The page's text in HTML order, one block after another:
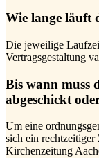
Wie lange läuft
Die jeweilige
Vertragsgestaltung
Bis wann muss
abgeschickt
Um eine
sich ein rechtzeitiger
Kirchenzeitung